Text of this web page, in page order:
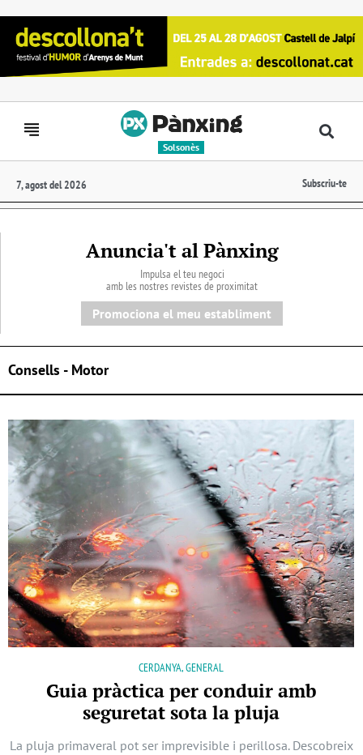
Solsonès
7, agost del 2026 Subscriu-te
Anuncia't al Pànxing
Impulsa el teu negoci
amb les nostres revistes de proximitat
Promociona el meu establiment
Consells - Motor
CERDANYA, GENERAL
Guia pràctica per conduir amb
seguretat sota la pluja
La pluja primaveral pot ser imprevisible i perillosa. Descobreix